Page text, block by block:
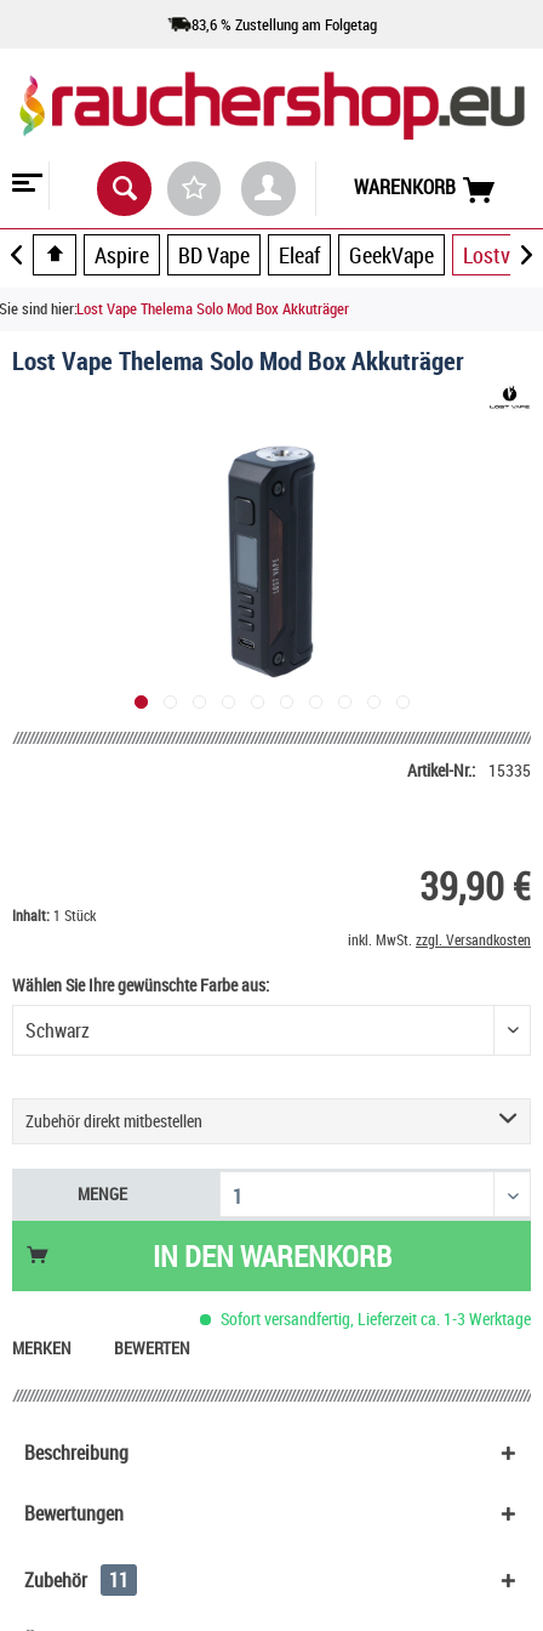
83,6 % Zustellung am Folgetag
WARENKORB
Aspire BD Vape Eleaf GeekVape Lostvape
Sie sind hier:Lost Vape Thelema Solo Mod Box Akkuträger
Lost Vape Thelema Solo Mod Box Akkuträger
Artikel-Nr.: 15335
39,90 €
Inhalt:1 Stück
inkl. MwSt. zzgl. Versandkosten
Wählen Sie Ihre gewünschte Farbe aus:
Zubehör direkt mitbestellen
Golisi S30 IMR 18650 Akku - 3000mAh
12,90 €
Golisi G30 IMR 18650 Akku - 3000mAh
10,90 €
Sony Konion US 18650 VTC6 - 3000mAh
19,90 €
MENGE
IN DENWARENKORB
Sofort versandfertig, Lieferzeit ca. 1-3 Werktage
MERKEN
BEWERTEN
Beschreibung
Bewertungen
Zubehör 11